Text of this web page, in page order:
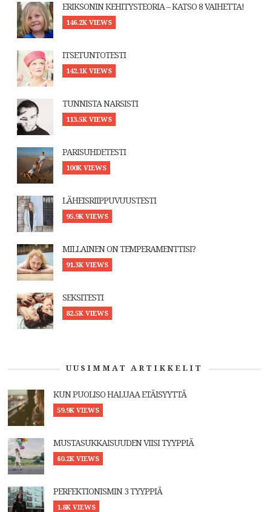
ERIKSONIN KEHITYSTEORIA – KATSO 8 VAIHETTA!
146.2K VIEWS
ITSETUNTOTESTI
142.1K VIEWS
TUNNISTA NARSISTI
113.5K VIEWS
PARISUHDETESTI
100K VIEWS
LÄHEISRIIPPUVUUSTESTI
95.9K VIEWS
MILLAINEN ON TEMPERAMENTTISI?
91.3K VIEWS
SEKSITESTI
82.5K VIEWS
UUSIMMAT ARTIKKELIT
KUN PUOLISO HALUAA ETÄISYYTTÄ
59.9K VIEWS
MUSTASUKKAISUUDEN VIISI TYYPPIÄ
60.2K VIEWS
PERFEKTIONISMIN 3 TYYPPIÄ
1.8K VIEWS